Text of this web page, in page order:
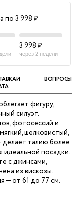
по 3 998 ₽
3 998 ₽
через 2 недели
И
ВОПРОСЫ
фигуру,
силуэт.
фотосессий и
шелковистый,
делает талию более
идеальной посадки.
с джинсами,
из вискозы.
— от 61 до 77 см.